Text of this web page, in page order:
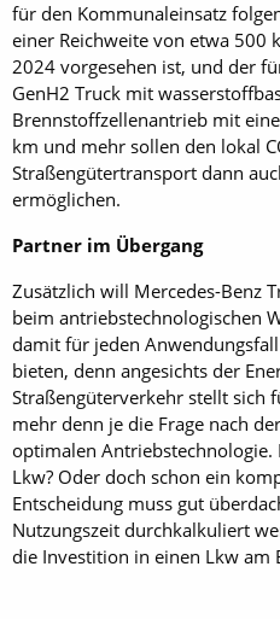
für den Kommunaleinsatz
einer Reichweite von etwa 500
2024 vorgesehen ist, und der
GenH2 Truck mit
Brennstoffzellenantrieb mit
km und mehr sollen den lokal
Straßengütertransport dann
ermöglichen.
Partner im Übergang
Zusätzlich will Mercedes-Benz
beim antriebstechnologischen
damit für jeden
bieten, denn angesichts der
Straßengüterverkehr stellt sich
mehr denn je die Frage nach
optimalen Antriebstechnologie.
Lkw? Oder doch schon ein
Entscheidung muss gut
Nutzungszeit durchkalkuliert
die Investition in einen Lkw am